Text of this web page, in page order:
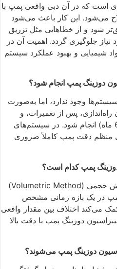
است که در آن دبی واقعی پمپ با
می‌شود. این کار باعث می‌شود
شود و از خطاهایی مثل تزریق
نیاز جلوگیری گردد. اهمیت آن در
و بهبود عملکرد سیستم
دوزینگ پمپ انجام شود؟
وجود ندارد، اما به‌صورت
پس از تعمیرات، و
به‌صورت دوره‌ای (مثلاً هر 3 تا 6 ماه) انجام شود. در سیستم‌های
منظم دقت پمپ کاملاً ضروری
پمپ کدام است؟
رایج‌ترین و دقیق‌ترین روش، روش حجمی (Volumetric Method)
در یک بازه زمانی مشخص
می‌کند اختلاف بین مقدار واقعی
دوزینگ پمپ با دقت بالا
دوزینگ پمپ می‌شوند؟